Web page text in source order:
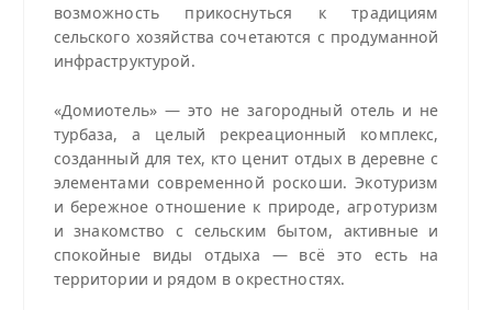
возможность прикоснуться к традициям
сельского хозяйства сочетаются с продуманной
инфраструктурой.
«Домиотель» — это не загородный отель и не
турбаза, а целый рекреационный комплекс,
созданный для тех, кто ценит отдых в деревне с
элементами современной роскоши. Экотуризм
и бережное отношение к природе, агротуризм
и знакомство с сельским бытом, активные и
спокойные виды отдыха — всё это есть на
территории и рядом в окрестностях.